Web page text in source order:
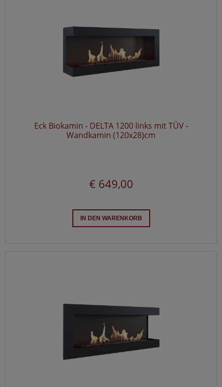
Eck Biokamin - DELTA 1200 links mit TÜV -
Wandkamin (120x28)cm
€ 649,00
IN DEN WARENKORB